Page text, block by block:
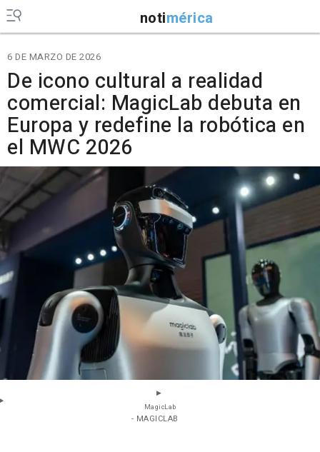
notimérica
6 DE MARZO DE 2026
De icono cultural a realidad
comercial: MagicLab debuta en
Europa y redefine la robótica en
el MWC 2026
MagicLab
- MAGICLAB